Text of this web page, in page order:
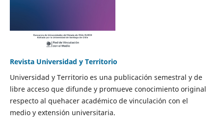
Revista Universidad y Territorio
Universidad y Territorio es una publicación semestral y de
libre acceso que difunde y promueve conocimiento original
respecto al quehacer académico de vinculación con el
medio y extensión universitaria.